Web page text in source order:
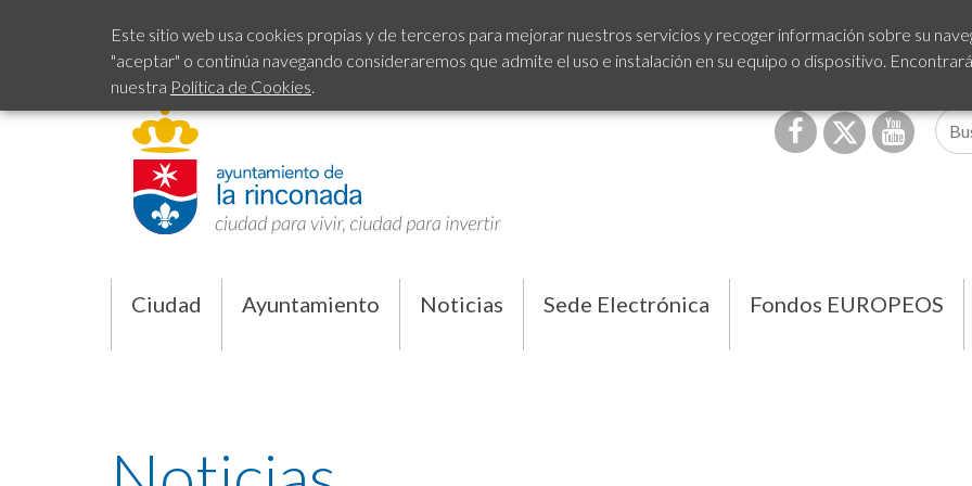
Ciudad Ayuntamiento Noticias Sede Electrónica Fondos EUROPEOS
Este sitio web usa cookies propias y de terceros para mejorar nuestros servicios y recoger información sobre su
"aceptar" o continúa navegando consideraremos que admite el uso e instalación en su equipo o dispositivo.
nuestra Política de Cookies.